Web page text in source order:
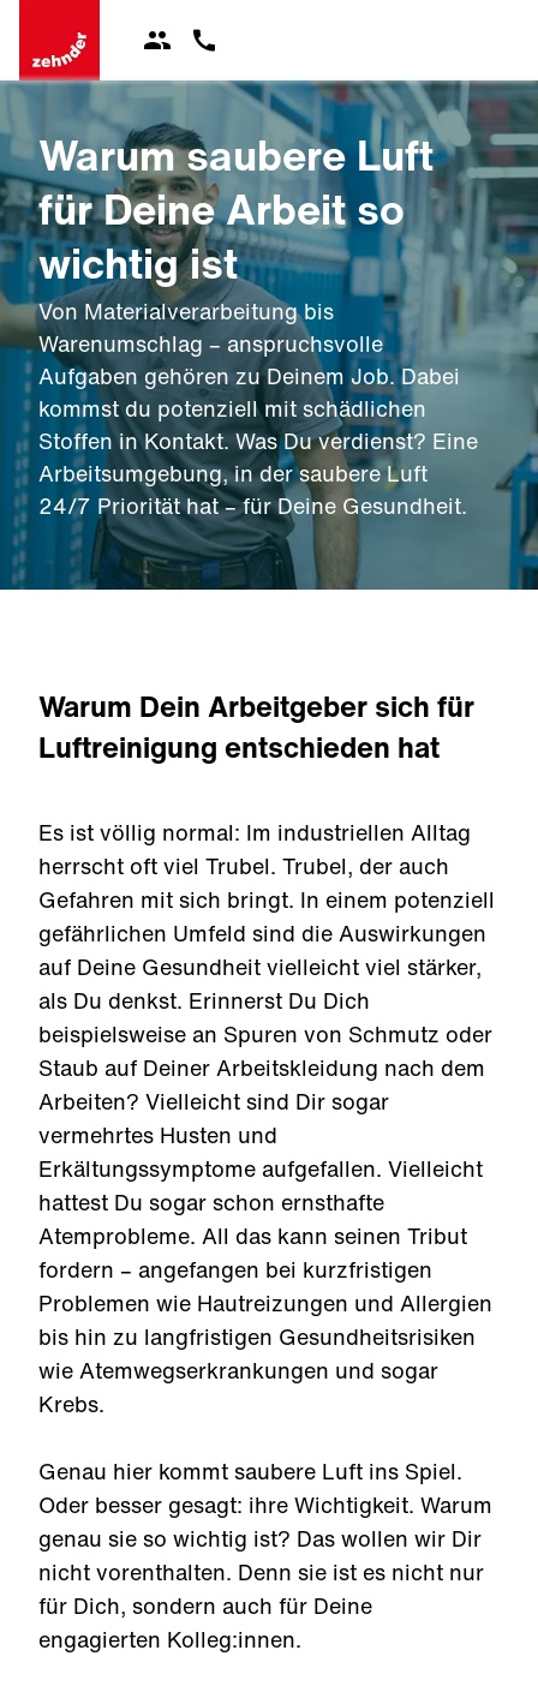
Warum saubere Luft
für Deine Arbeit so
wichtig ist
Von Materialverarbeitung bis
Warenumschlag – anspruchsvolle
Aufgaben gehören zu Deinem Job. Dabei
kommst du potenziell mit schädlichen
Stoffen in Kontakt. Was Du verdienst? Eine
Arbeitsumgebung, in der saubere Luft
24/7 Priorität hat – für Deine Gesundheit.
Warum Dein Arbeitgeber sich für
Luftreinigung entschieden hat
Es ist völlig normal: Im industriellen Alltag
herrscht oft viel Trubel. Trubel, der auch
Gefahren mit sich bringt. In einem potenziell
gefährlichen Umfeld sind die Auswirkungen
auf Deine Gesundheit vielleicht viel stärker,
als Du denkst. Erinnerst Du Dich
beispielsweise an Spuren von Schmutz oder
Staub auf Deiner Arbeitskleidung nach dem
Arbeiten? Vielleicht sind Dir sogar
vermehrtes Husten und
Erkältungssymptome aufgefallen. Vielleicht
hattest Du sogar schon ernsthafte
Atemprobleme. All das kann seinen Tribut
fordern – angefangen bei kurzfristigen
Problemen wie Hautreizungen und Allergien
bis hin zu langfristigen Gesundheitsrisiken
wie Atemwegserkrankungen und sogar
Krebs.
Genau hier kommt saubere Luft ins Spiel.
Oder besser gesagt: ihre Wichtigkeit. Warum
genau sie so wichtig ist? Das wollen wir Dir
nicht vorenthalten. Denn sie ist es nicht nur
für Dich, sondern auch für Deine
engagierten Kolleg:innen.